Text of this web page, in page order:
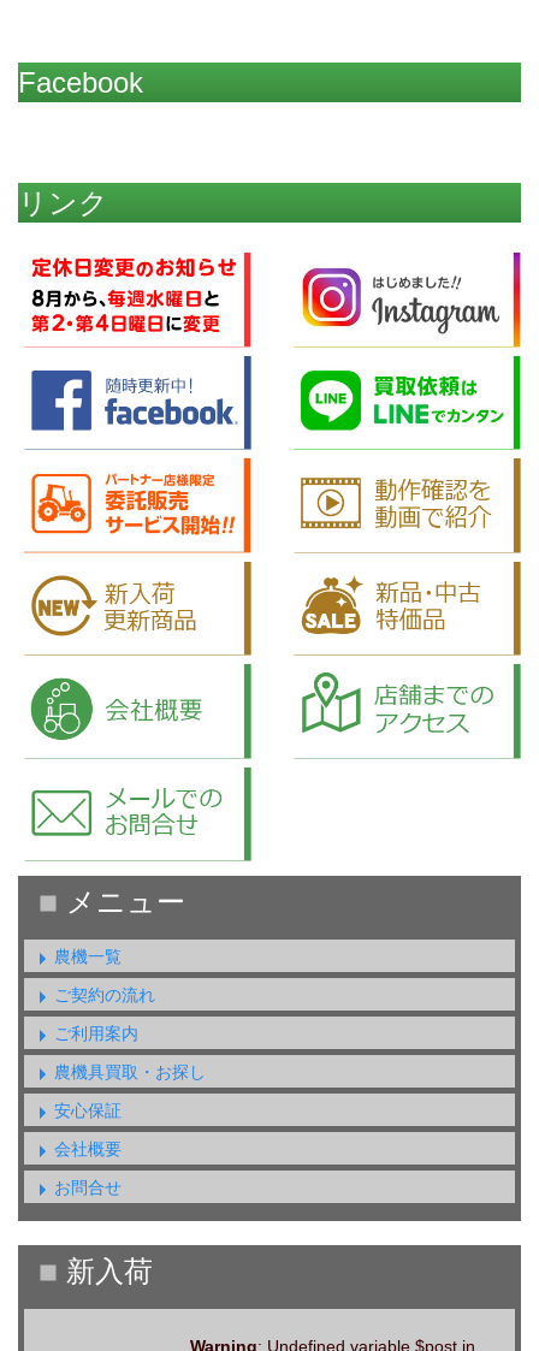
Facebook
リンク
農機一覧
ご契約の流れ
ご利用案内
農機具買取・お探し
安心保証
会社概要
お問合せ
Warning: Undefined variable $post in